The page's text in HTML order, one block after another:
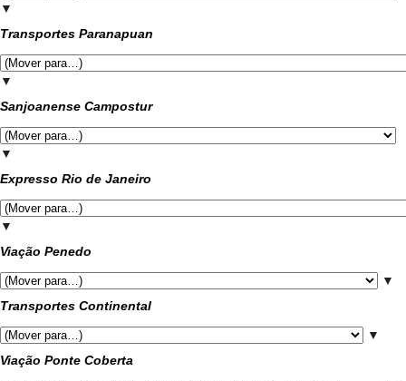
▼
Transportes Paranapuan
▼
Sanjoanense Campostur
▼
Expresso Rio de Janeiro
▼
Viação Penedo
▼
Transportes Continental
▼
Viação Ponte Coberta